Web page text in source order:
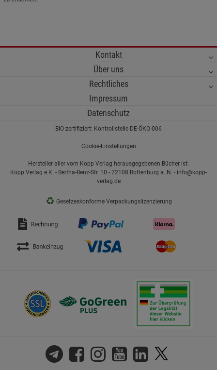
Kontakt
Über uns
Rechtliches
Impressum
Datenschutz
BIO-zertifiziert: Kontrollstelle DE-ÖKO-006
Cookie-Einstellungen
Hersteller aller vom Kopp Verlag herausgegebenen Bücher ist:
Kopp Verlag e.K. - Bertha-Benz-Str. 10 - 72108 Rottenburg a. N. - info@kopp-
verlag.de
♻ Gesetzeskonforme Verpackungslizenzierung